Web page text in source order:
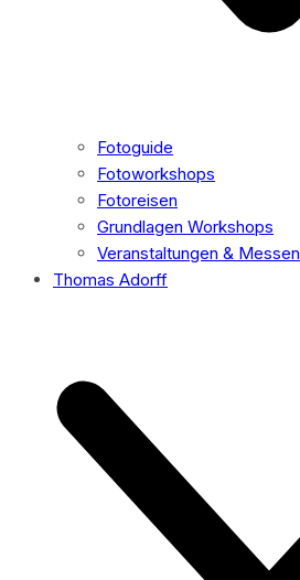
Fotoguide
Fotoworkshops
Fotoreisen
Grundlagen Workshops
Veranstaltungen & Messen
Thomas Adorff